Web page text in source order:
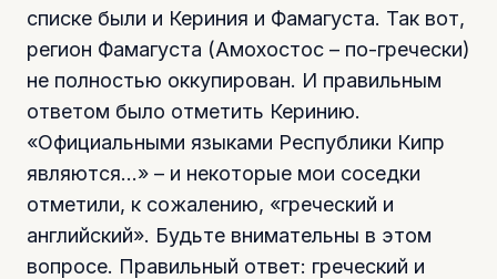
списке были и Кериния и Фамагуста. Так вот,
регион Фамагуста (Амохостос – по-гречески)
не полностью оккупирован. И правильным
ответом было отметить Керинию.
«Официальными языками Республики Кипр
являются…» – и некоторые мои соседки
отметили, к сожалению, «греческий и
английский». Будьте внимательны в этом
вопросе. Правильный ответ: греческий и